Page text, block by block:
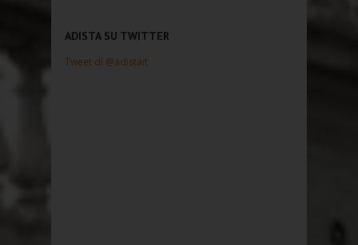
ADISTA SU TWITTER
Tweet di @adistait